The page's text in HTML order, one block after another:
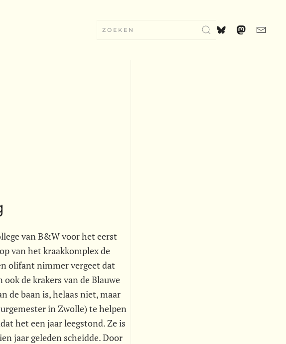
van B&W voor het eerst
van het kraakkomplex de
olifant nimmer vergeet dat
de krakers van de Blauwe
de baan is, helaas niet, maar
in Zwolle) te helpen
het een jaar leegstond. Ze is
jaar geleden scheidde. Door